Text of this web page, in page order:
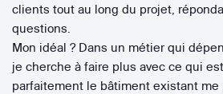
clients tout au long du projet,
questions.
Mon idéal ? Dans un métier qui
je cherche à faire plus avec ce qui
parfaitement le bâtiment existant me